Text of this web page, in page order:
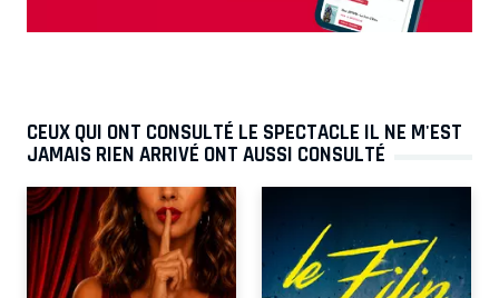
CEUX QUI ONT CONSULTÉ LE SPECTACLE IL NE M'EST
JAMAIS RIEN ARRIVÉ ONT AUSSI CONSULTÉ